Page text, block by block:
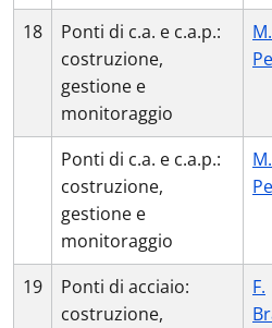
18
Ponti di c.a. e c.a.p.:
costruzione,
gestione e
monitoraggio
Ponti di c.a. e c.a.p.:
costruzione,
gestione e
monitoraggio
19
Ponti di acciaio:
costruzione,
F.